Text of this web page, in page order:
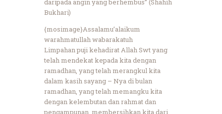
daripada angin yang berhembus” (Shahih
Bukhari)
{mosimage}Assalamu’alaikum
warahmatullah wabarakatuh
Limpahan puji kehadirat Allah Swt yang
telah mendekat kepada kita dengan
ramadhan, yang telah merangkul kita
dalam kasih sayang – Nya di bulan
ramadhan, yang telah memangku kita
dengan kelembutan dan rahmat dan
pengampunan, membersihkan kita dari